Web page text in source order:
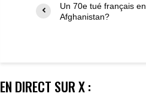
Un 70e tué français en
Afghanistan?
EN DIRECT SUR X :